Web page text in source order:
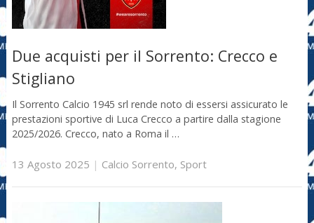
Due acquisti per il Sorrento: Crecco e
Stigliano
Il Sorrento Calcio 1945 srl rende noto di essersi assicurato le
prestazioni sportive di Luca Crecco a partire dalla stagione
2025/2026. Crecco, nato a Roma il …
13 Agosto 2025 | Calcio Sorrento, Sport